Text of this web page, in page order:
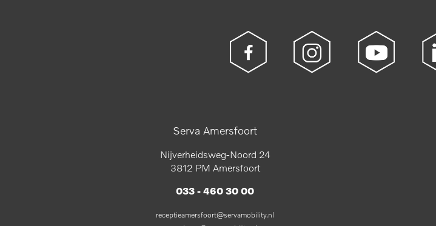
Serva Amersfoort
Nijverheidsweg-Noord 24
3812 PM Amersfoort
033 - 460 30 00
receptieamersfoort@servamobility.nl